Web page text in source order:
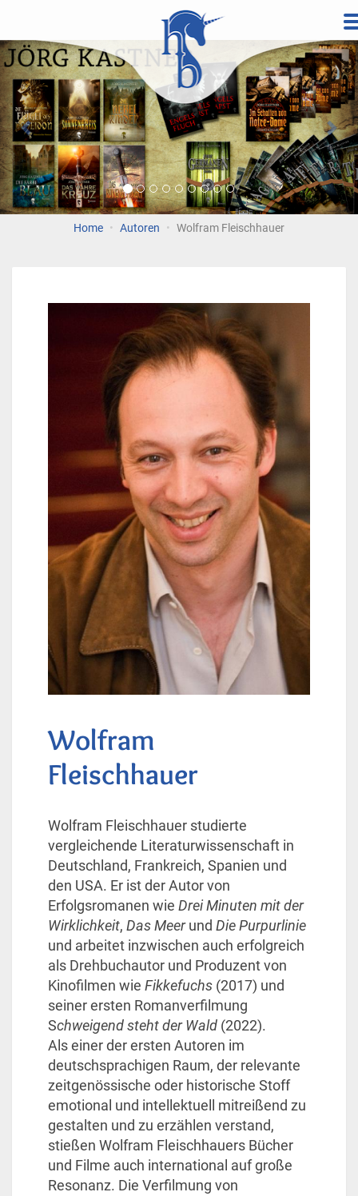
InhaltVorherige
Home Autoren Wolfram Fleischhauer
Wolfram
Fleischhauer
Wolfram Fleischhauer studierte
vergleichende Literaturwissenschaft in
Deutschland, Frankreich, Spanien und
den USA. Er ist der Autor von
Erfolgsromanen wie Drei Minuten mit der
Wirklichkeit, Das Meerund Die Purpurlinie
und arbeitet inzwischen auch erfolgreich
als Drehbuchautor und Produzent von
Kinofilmen wie Fikkefuchs (2017) und
seiner ersten Romanverfilmung
Schweigend steht der Wald (2022).
Als einer der ersten Autoren im
deutschsprachigen Raum, der relevante
zeitgenössische oder historische Stoff
emotional und intellektuell mitreißend zu
gestalten und zu erzählen verstand,
stießen Wolfram Fleischhauers Bücher
und Filme auch international auf große
Resonanz. Die Verfilmung von